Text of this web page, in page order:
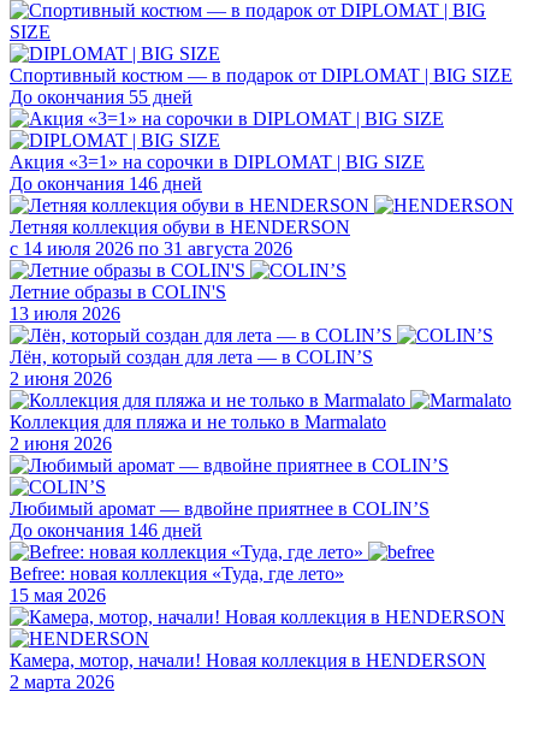
Спортивный костюм — в подарок от DIPLOMAT | BIG SIZE
До окончания 55 дней
Акция «3=1» на сорочки в DIPLOMAT | BIG SIZE
До окончания 146 дней
Летняя коллекция обуви в HENDERSON
с 14 июля 2026 по 31 августа 2026
Летние образы в COLIN'S
13 июля 2026
Лён, который создан для лета — в COLIN’S
2 июня 2026
Коллекция для пляжа и не только в Marmalato
2 июня 2026
Любимый аромат — вдвойне приятнее в COLIN’S
До окончания 146 дней
Befree: новая коллекция «Туда, где лето»
15 мая 2026
Камера, мотор, начали! Новая коллекция в HENDERSON
2 марта 2026